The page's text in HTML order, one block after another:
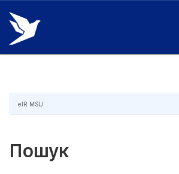
Skip
navigation
eIR MSU
Пошук